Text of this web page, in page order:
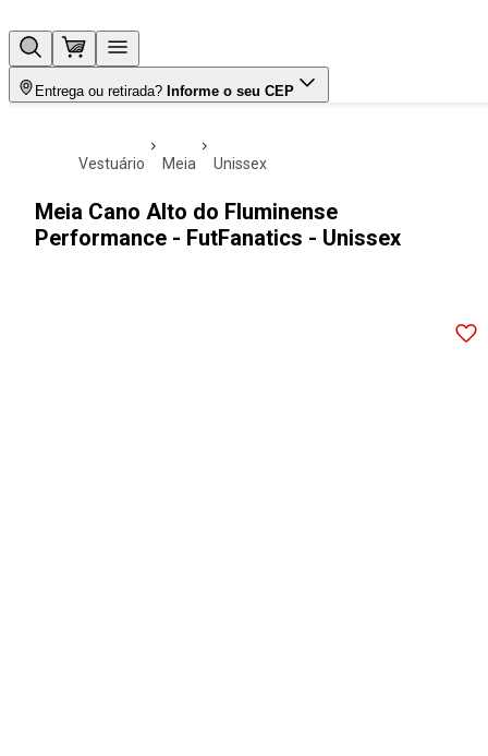
Entrega ou retirada? Informe o seu CEP
vestuário meia unissex
Meia Cano Alto do Fluminense
Performance - FutFanatics - Unissex